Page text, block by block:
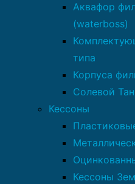
Аквафор
(waterboss)
типа
Корпуса
Солевой
Кессоны
Кессоны